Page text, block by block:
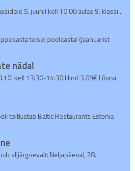
5. juunil kell 10.00 aulas 9. klassi...
teisel poolaastal (jaanuarist
nädal
kell 13:30-14:30 Hind 3.09€ Lõuna
toitlustab Baltic Restaurants Estonia
alljärgnevalt: Neljapäeval, 28.